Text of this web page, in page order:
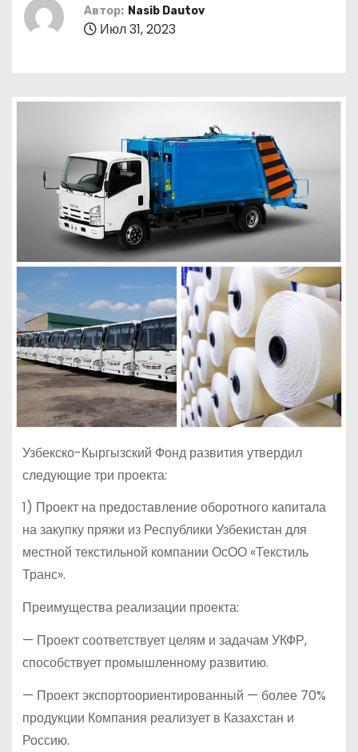
Автор: Nasib Dautov
Июл 31, 2023
Узбекско-Кыргызский Фонд развития утвердил
следующие три проекта:
1) Проект на предоставление оборотного капитала
на закупку пряжи из Республики Узбекистан для
местной текстильной компании ОсОО «Текстиль
Транс».
Преимущества реализации проекта:
— Проект соответствует целям и задачам УКФР,
способствует промышленному развитию.
— Проект экспортоориентированный — более 70%
продукции Компания реализует в Казахстан и
Россию.